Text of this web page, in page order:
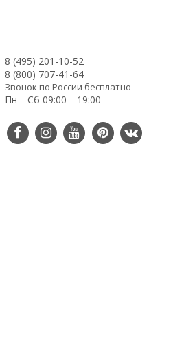
8 (495) 201-10-52
8 (800) 707-41-64
Звонок по России бесплатно
Пн—Сб 09:00—19:00